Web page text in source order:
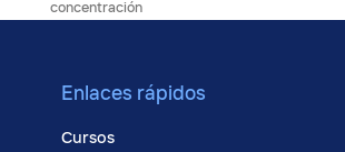
concentración
Enlaces rápidos
Cursos